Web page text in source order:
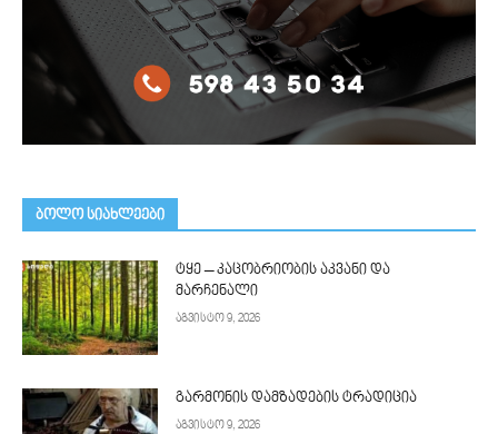
ᲑᲝᲚᲝ ᲡᲘᲐᲮᲚᲔᲔᲑᲘ
ტყე – კაცობრიობის აკვანი და
მარჩენალი
აგვისტო 9, 2026
გარმონის დამზადების ტრადიცია
აგვისტო 9, 2026